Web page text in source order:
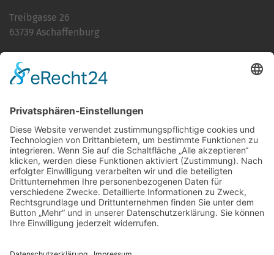
Treibgasse 26
63739 Aschaffenburg
E-Mailinfo@martinushaus.de
Mo?Fr8.30 ? 12.00 Uhr
Mo?Do13.00 ? 16.00 Uhr